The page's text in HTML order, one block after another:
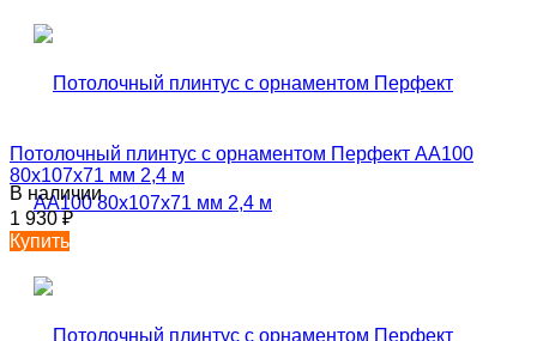
Потолочный плинтус с орнаментом Перфект AA100
80х107х71 мм 2,4 м
В наличии
1 930₽
Купить